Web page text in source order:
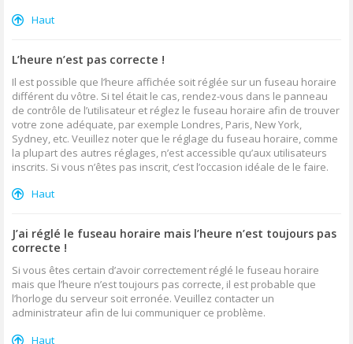
Haut
L’heure n’est pas correcte !
Il est possible que l’heure affichée soit réglée sur un fuseau horaire
différent du vôtre. Si tel était le cas, rendez-vous dans le panneau
de contrôle de l’utilisateur et réglez le fuseau horaire afin de trouver
votre zone adéquate, par exemple Londres, Paris, New York,
Sydney, etc. Veuillez noter que le réglage du fuseau horaire, comme
la plupart des autres réglages, n’est accessible qu’aux utilisateurs
inscrits. Si vous n’êtes pas inscrit, c’est l’occasion idéale de le faire.
Haut
J’ai réglé le fuseau horaire mais l’heure n’est toujours pas
correcte !
Si vous êtes certain d’avoir correctement réglé le fuseau horaire
mais que l’heure n’est toujours pas correcte, il est probable que
l’horloge du serveur soit erronée. Veuillez contacter un
administrateur afin de lui communiquer ce problème.
Haut